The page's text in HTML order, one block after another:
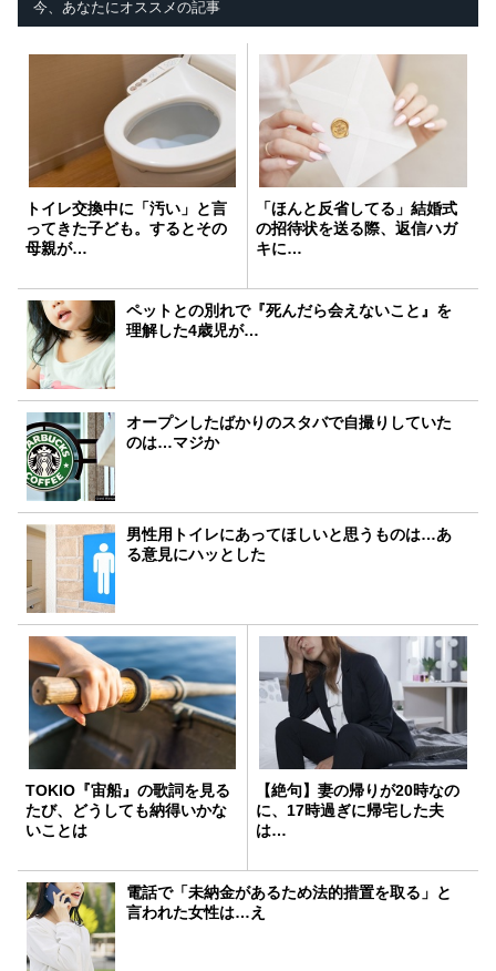
今、あなたにオススメの記事
トイレ交換中に「汚い」と言
ってきた子ども。するとその
母親が…
「ほんと反省してる」結婚式
の招待状を送る際、返信ハガ
キに…
ペットとの別れで『死んだら会えないこと』を
理解した4歳児が…
オープンしたばかりのスタバで自撮りしていた
のは…マジか
男性用トイレにあってほしいと思うものは…あ
る意見にハッとした
TOKIO『宙船』の歌詞を見る
たび、どうしても納得いかな
いことは
【絶句】妻の帰りが20時なの
に、17時過ぎに帰宅した夫
は…
電話で「未納金があるため法的措置を取る」と
言われた女性は…え